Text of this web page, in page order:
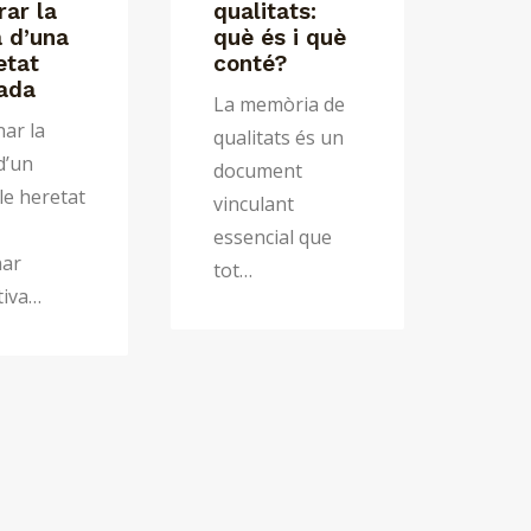
la
la
heretat
qualitats:
què és i què
conté?
La memòria de
qualitats és un
document
vinculant
essencial que
tot…